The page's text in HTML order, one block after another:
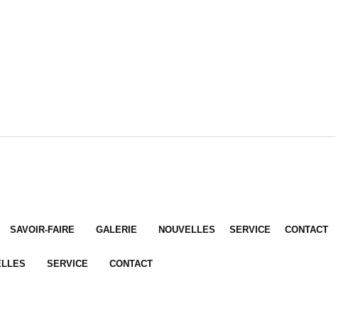
SAVOIR-FAIRE GALERIE NOUVELLES SERVICE CONTACT
SERVICE CONTACT